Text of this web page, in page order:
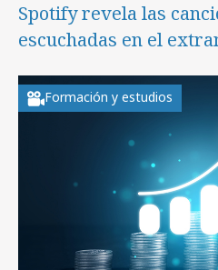
Spotify revela las
escuchadas en el
Formación y estudios